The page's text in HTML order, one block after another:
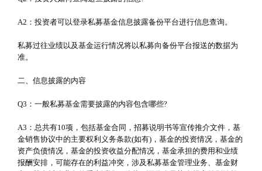
A2：投资者可以登录私募基金信息披露备份平台进行信息查询。
私募过往业绩以及基金运行情况将以私募向备份平台报送的数据为
准。
二、信息披露的内容
Q3：一般私募基金需要披露的内容包含哪些?
A3：总共有10项，包括基金合同，招募说明书等宣传推介文件，基
金销售协议中的主要权利义务条款(如有)，基金的投资情况，基金的
资产负债情况，基金的投资收益分配情况，基金承担的费用和业绩
报酬安排，可能存在的利益冲突，涉及私募基金管理业务、基金财